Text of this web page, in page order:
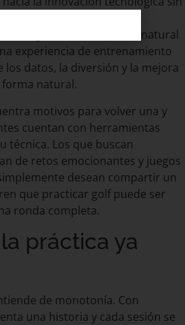
nos define. La zona de
integrada en el entorno natural
experiencia de entrenamiento
los datos, la diversión y la mejora
natural.
motivos para volver una y
cuentan con herramientas
técnica. Los que buscan
de retos emocionantes y juegos
desean compartir un
que practicar golf puede ser
ronda completa.
práctica ya
de monotonía. Con
una historia y cada sesión se